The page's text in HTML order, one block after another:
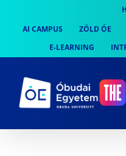
content
AI CAMPUS
ZÖLD ÓE
E-LEARNING